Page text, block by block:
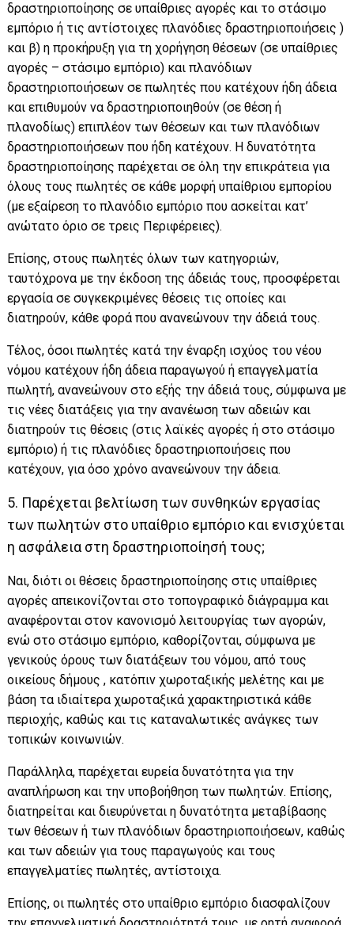
δραστηριοποίησης σε υπαίθριες αγορές και το στάσιμο
εμπόριο ή τις αντίστοιχες πλανόδιες δραστηριοποιήσεις )
και β) η προκήρυξη για τη χορήγηση θέσεων (σε υπαίθριες
αγορές – στάσιμο εμπόριο) και πλανόδιων
δραστηριοποιήσεων σε πωλητές που κατέχουν ήδη άδεια
και επιθυμούν να δραστηριοποιηθούν (σε θέση ή
πλανοδίως) επιπλέον των θέσεων και των πλανόδιων
δραστηριοποιήσεων που ήδη κατέχουν. Η δυνατότητα
δραστηριοποίησης παρέχεται σε όλη την επικράτεια για
όλους τους πωλητές σε κάθε μορφή υπαίθριου εμπορίου
(με εξαίρεση το πλανόδιο εμπόριο που ασκείται κατ’
ανώτατο όριο σε τρεις Περιφέρειες).
Επίσης, στους πωλητές όλων των κατηγοριών,
ταυτόχρονα με την έκδοση της άδειάς τους, προσφέρεται
εργασία σε συγκεκριμένες θέσεις τις οποίες και
διατηρούν, κάθε φορά που ανανεώνουν την άδειά τους.
Τέλος, όσοι πωλητές κατά την έναρξη ισχύος του νέου
νόμου κατέχουν ήδη άδεια παραγωγού ή επαγγελματία
πωλητή, ανανεώνουν στο εξής την άδειά τους, σύμφωνα με
τις νέες διατάξεις για την ανανέωση των αδειών και
διατηρούν τις θέσεις (στις λαϊκές αγορές ή στο στάσιμο
εμπόριο) ή τις πλανόδιες δραστηριοποιήσεις που
κατέχουν, για όσο χρόνο ανανεώνουν την άδεια.
5. Παρέχεται βελτίωση των συνθηκών εργασίας
των πωλητών στο υπαίθριο εμπόριο και ενισχύεται
η ασφάλεια στη δραστηριοποίησή τους;
Ναι, διότι οι θέσεις δραστηριοποίησης στις υπαίθριες
αγορές απεικονίζονται στο τοπογραφικό διάγραμμα και
αναφέρονται στον κανονισμό λειτουργίας των αγορών,
ενώ στο στάσιμο εμπόριο, καθορίζονται, σύμφωνα με
γενικούς όρους των διατάξεων του νόμου, από τους
οικείους δήμους , κατόπιν χωροταξικής μελέτης και με
βάση τα ιδιαίτερα χωροταξικά χαρακτηριστικά κάθε
περιοχής, καθώς και τις καταναλωτικές ανάγκες των
τοπικών κοινωνιών.
Παράλληλα, παρέχεται ευρεία δυνατότητα για την
αναπλήρωση και την υποβοήθηση των πωλητών. Επίσης,
διατηρείται και διευρύνεται η δυνατότητα μεταβίβασης
των θέσεων ή των πλανόδιων δραστηριοποιήσεων, καθώς
και των αδειών για τους παραγωγούς και τους
επαγγελματίες πωλητές, αντίστοιχα.
Επίσης, οι πωλητές στο υπαίθριο εμπόριο διασφαλίζουν